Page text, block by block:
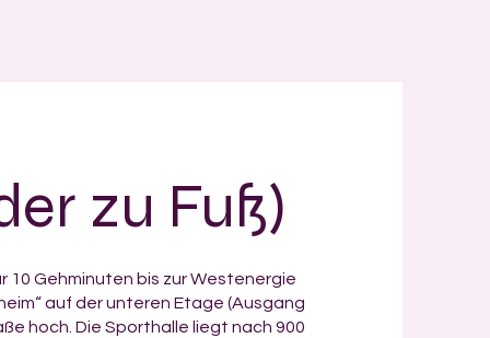
zu Fuß)
10 Gehminuten bis zur Westenergie
auf der unteren Etage (Ausgang
hoch. Die Sporthalle liegt nach 900